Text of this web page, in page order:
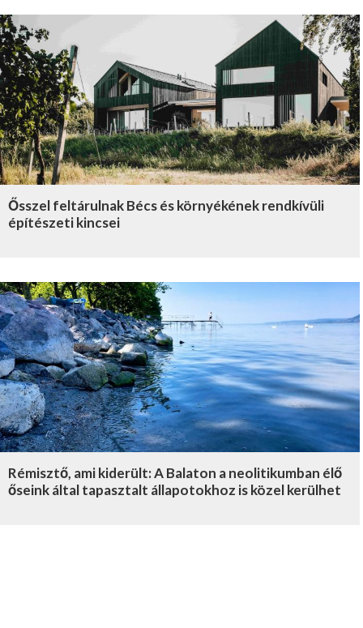
Ősszel feltárulnak Bécs és környékének rendkívüli
építészeti kincsei
Rémisztő, ami kiderült: A Balaton a neolitikumban élő
őseink által tapasztalt állapotokhoz is közel kerülhet